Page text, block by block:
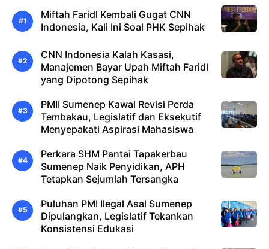
Miftah Faridl Kembali Gugat CNN
Indonesia, Kali Ini Soal PHK Sepihak
CNN Indonesia Kalah Kasasi,
Manajemen Bayar Upah Miftah Faridl
yang Dipotong Sepihak
PMII Sumenep Kawal Revisi Perda
Tembakau, Legislatif dan Eksekutif
Menyepakati Aspirasi Mahasiswa
Perkara SHM Pantai Tapakerbau
Sumenep Naik Penyidikan, APH
Tetapkan Sejumlah Tersangka
Puluhan PMI Ilegal Asal Sumenep
Dipulangkan, Legislatif Tekankan
Konsistensi Edukasi